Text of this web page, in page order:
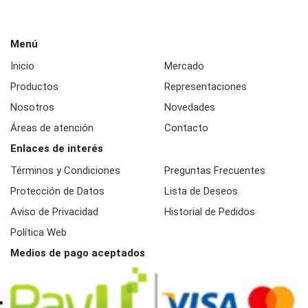
Menú
Inicio
Productos
Nosotros
Áreas de atención
Mercado
Representaciones
Novedades
Contacto
Enlaces de interés
Términos y Condiciones
Protección de Datos
Aviso de Privacidad
Política Web
Preguntas Frecuentes
Lista de Deseos
Historial de Pedidos
Medios de pago aceptados